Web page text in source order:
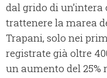
dal grido di
trattenere la marea
Trapani, solo nei
registrate già oltre
un aumento del 25%